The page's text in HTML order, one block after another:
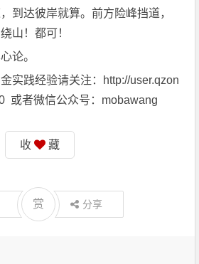
到达彼岸就算。前方险峰挡道，
山！都可！
论。
实践经验请关注：http://user.qzon
或者微信公众号：mobawang
收 藏
赏 分享